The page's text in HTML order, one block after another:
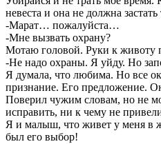
невеста и она не должна застать
-Марат… пожалуйста…
-Мне вызвать охрану?
Мотаю головой. Руки к
-Не надо охраны. Я уйду. Но
Я думала, что любима. Но все
признание. Его предложение.
Поверил чужим словам, но не
исправить, ни к чему не
Я и малыш, что живет у меня в
был его выбор!